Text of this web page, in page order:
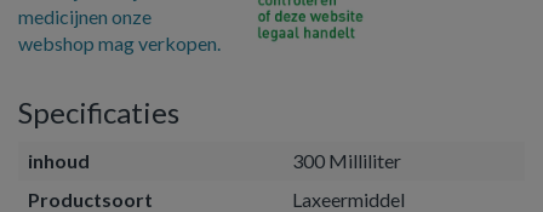
medicijnen onze
webshop mag verkopen.
Specificaties
inhoud
300 Milliliter
Productsoort
Laxeermiddel